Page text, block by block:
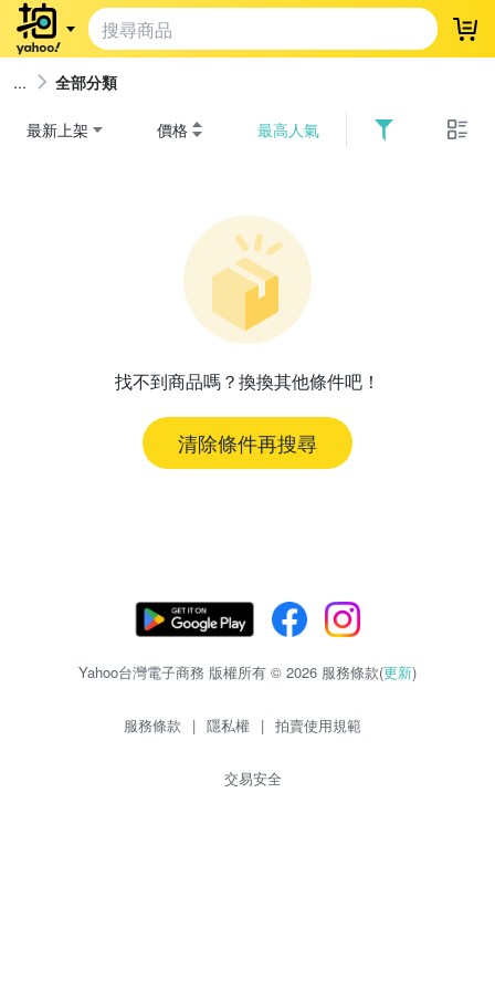
登
全部分類
最新上架 價格 最高人氣
找不到商品嗎？換換其他條件吧！
清除條件再搜尋
Yahoo台灣電子商務 版權所有 © 2026 服務條款(更新)
服務條款 | 隱私權 | 拍賣使用規範
交易安全